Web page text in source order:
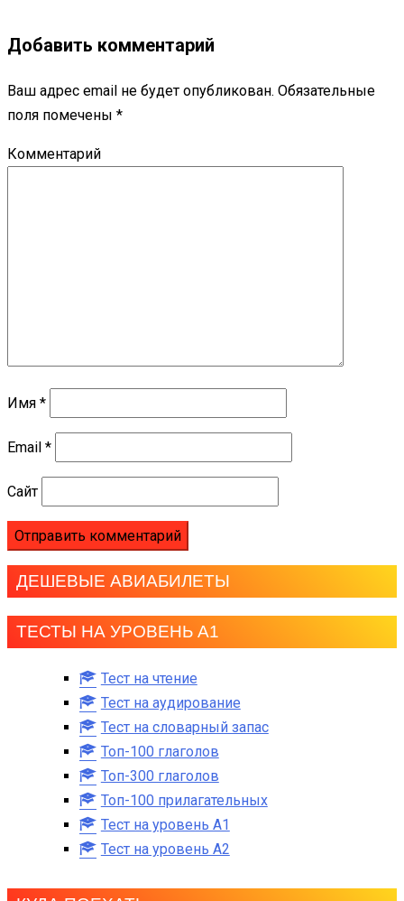
Добавить комментарий
Ваш адрес email не будет опубликован. Обязательные
поля помечены *
Комментарий
Имя *
Email *
Сайт
ДЕШЕВЫЕ АВИАБИЛЕТЫ
ТЕСТЫ НА УРОВЕНЬ А1
Тест на чтение
Тест на аудирование
Тест на словарный запас
Топ-100 глаголов
Топ-300 глаголов
Топ-100 прилагательных
Тест на уровень A1
Тест на уровень A2